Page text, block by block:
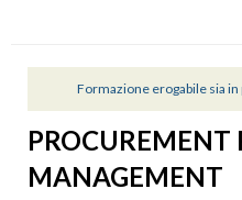
Formazione erogabile sia
PROCUREMENT
MANAGEMENT